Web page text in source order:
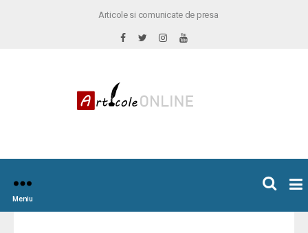
Articole si comunicate de presa
Meniu